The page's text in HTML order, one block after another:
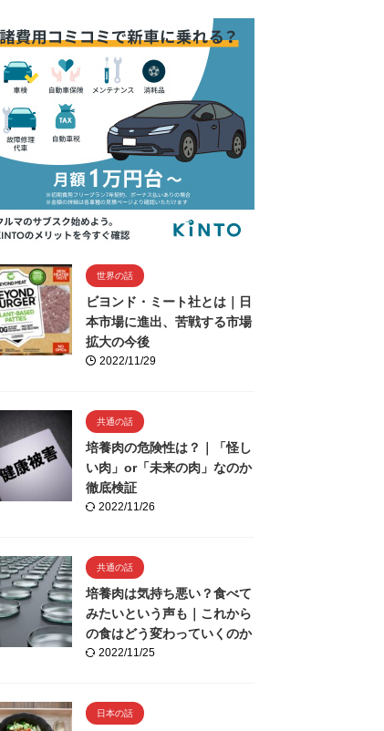
世界の話
ビヨンド・ミート社とは｜日
本市場に進出、苦戦する市場
拡大の今後
2022/11/29
共通の話
培養肉の危険性は？｜「怪し
い肉」or「未来の肉」なのか
徹底検証
2022/11/26
共通の話
培養肉は気持ち悪い？食べて
みたいという声も｜これから
の食はどう変わっていくのか
2022/11/25
日本の話